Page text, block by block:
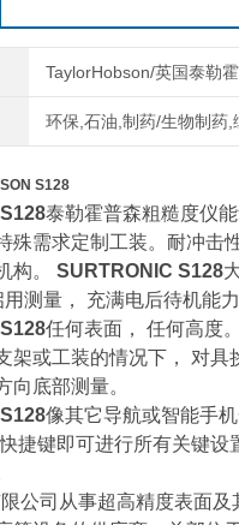
TaylorHobson/英国泰勒
环保,石油,制药/生物制药,
S128
泰勒霍普森粗糙度仪
殊需求定制工装。耐冲击
构。 SURTRONIC S128
测量， 充满电后待机能
任何表面， 任何高度
架或工装的情况下， 对具
向底部测量。
像其它导航或智能手
捷键即可进行所有关键
公司从事超高精度表面